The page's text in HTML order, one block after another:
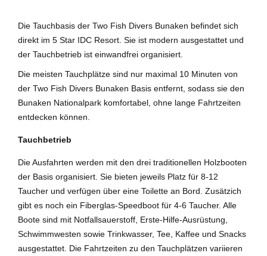
Die Tauchbasis der Two Fish Divers Bunaken befindet sich
direkt im 5 Star IDC Resort. Sie ist modern ausgestattet und
der Tauchbetrieb ist einwandfrei organisiert.
Die meisten Tauchplätze sind nur maximal 10 Minuten von
der Two Fish Divers Bunaken Basis entfernt, sodass sie den
Bunaken Nationalpark komfortabel, ohne lange Fahrtzeiten
entdecken können.
Tauchbetrieb
Die Ausfahrten werden mit den drei traditionellen Holzbooten
der Basis organisiert. Sie bieten jeweils Platz für 8-12
Taucher und verfügen über eine Toilette an Bord. Zusätzich
gibt es noch ein Fiberglas-Speedboot für 4-6 Taucher. Alle
Boote sind mit Notfallsauerstoff, Erste-Hilfe-Ausrüstung,
Schwimmwesten sowie Trinkwasser, Tee, Kaffee und Snacks
ausgestattet. Die Fahrtzeiten zu den Tauchplätzen variieren